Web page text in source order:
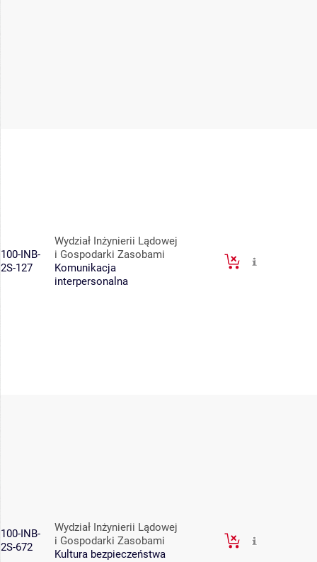
100-INB-
2S-127
Wydział Inżynierii Lądowej
i Gospodarki Zasobami
Komunikacja
interpersonalna
100-INB-
2S-672
Wydział Inżynierii Lądowej
i Gospodarki Zasobami
Kultura bezpieczeństwa